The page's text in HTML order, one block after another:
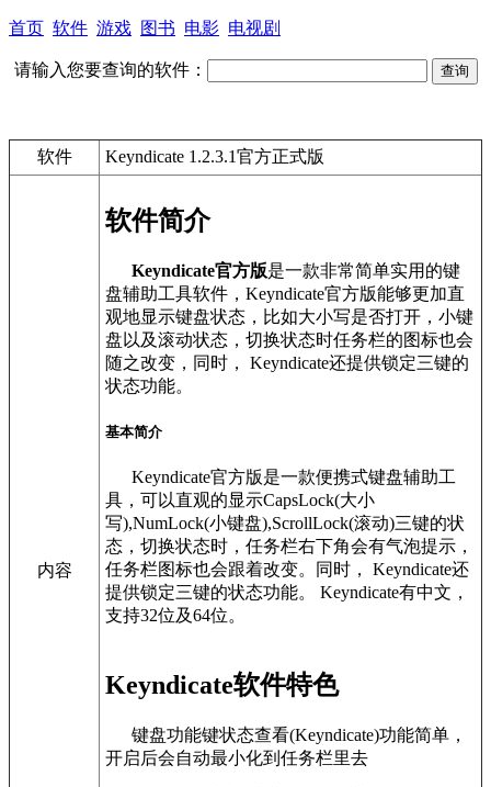
首页 软件 游戏 图书 电影 电视剧
请输入您要查询的软件：
软件 Keyndicate 1.2.3.1官方正式版
内容
软件简介
Keyndicate官方版是一款非常简单实用的键
盘辅助工具软件，Keyndicate官方版能够更加直
观地显示键盘状态，比如大小写是否打开，小键
盘以及滚动状态，切换状态时任务栏的图标也会
随之改变，同时， Keyndicate还提供锁定三键的
状态功能。
基本简介
Keyndicate官方版是一款便携式键盘辅助工
具，可以直观的显示CapsLock(大小
写),NumLock(小键盘),ScrollLock(滚动)三键的状
态，切换状态时，任务栏右下角会有气泡提示，
任务栏图标也会跟着改变。同时， Keyndicate还
提供锁定三键的状态功能。 Keyndicate有中文，
支持32位及64位。
Keyndicate软件特色
键盘功能键状态查看(Keyndicate)功能简单，
开启后会自动最小化到任务栏里去